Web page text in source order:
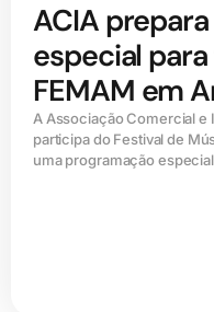
ACIA
especial
FEMAM em
A Associação Comercial e
participa do Festival de
uma programação especial